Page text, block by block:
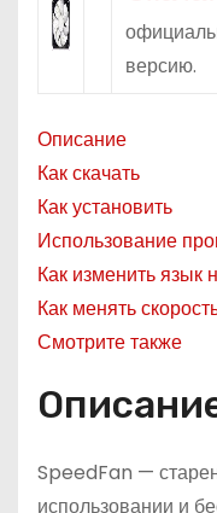
версию.
Описание
Как скачать
Как установить
Использование
Как изменить язык
Как менять
Смотрите также
SpeedFan —
использовании и